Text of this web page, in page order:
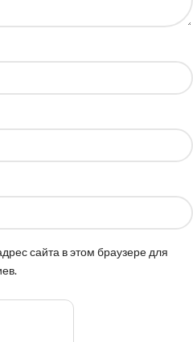
сайта в этом браузере для